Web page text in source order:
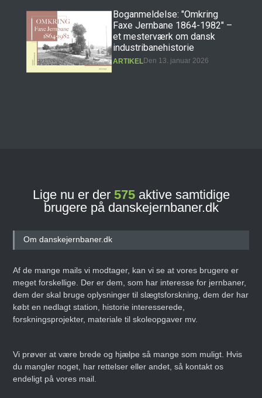
Boganmeldelse: "Omkring
Faxe Jernbane 1864-1982" –
et mesterværk om dansk
industribanehistorie
ARTIKELDen 13. januar 2026
Banebasen: Det nye digitale
ARTIKELDen 27. september 2025
Danmarks Jernbanemuseum
fejrer 50-års jubilæum med
ARTIKELDen 14. juni 2025
Lige nu er der 575aktive samtidige
brugere på danskejernbaner.dk
Om danskejernbaner.dk
Af de mange mails vi modtager, kan vi se at vores brugere er
meget forskellige. Der er dem, som har interesse for jernbaner,
dem der skal bruge oplysninger til slægtsforskning, dem der har
købt en nedlagt station, historie interesserede,
forskningsprojekter, materiale til skoleopgaver mv.
Vi prøver at være brede og hjælpe så mange som muligt. Hvis
du mangler noget, har rettelser eller andet, så kontakt os
endeligt på vores mail.